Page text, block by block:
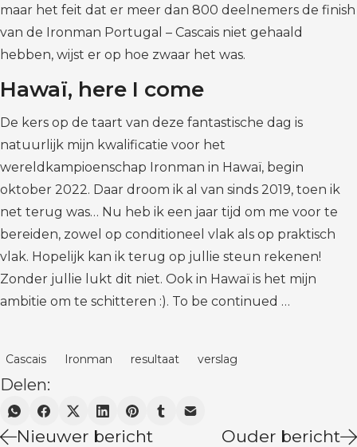
maar het feit dat er meer dan 800 deelnemers de finish
van de Ironman Portugal – Cascais niet gehaald
hebben, wijst er op hoe zwaar het was.
Hawaï, here I come
De kers op de taart van deze fantastische dag is
natuurlijk mijn kwalificatie voor het
wereldkampioenschap Ironman in Hawaï, begin
oktober 2022. Daar droom ik al van sinds 2019, toen ik
net terug was… Nu heb ik een jaar tijd om me voor te
bereiden, zowel op conditioneel vlak als op praktisch
vlak. Hopelijk kan ik terug op jullie steun rekenen!
Zonder jullie lukt dit niet. Ook in Hawaï is het mijn
ambitie om te schitteren :). To be continued …
Cascais Ironman resultaat verslag
Delen:
Nieuwer bericht Ouder bericht